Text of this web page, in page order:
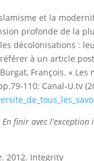
et la
profonde de la
décolonisations :
à un article
François. «
110; Canal-U.tv
finir avec l'exception
. 2012. Integrity